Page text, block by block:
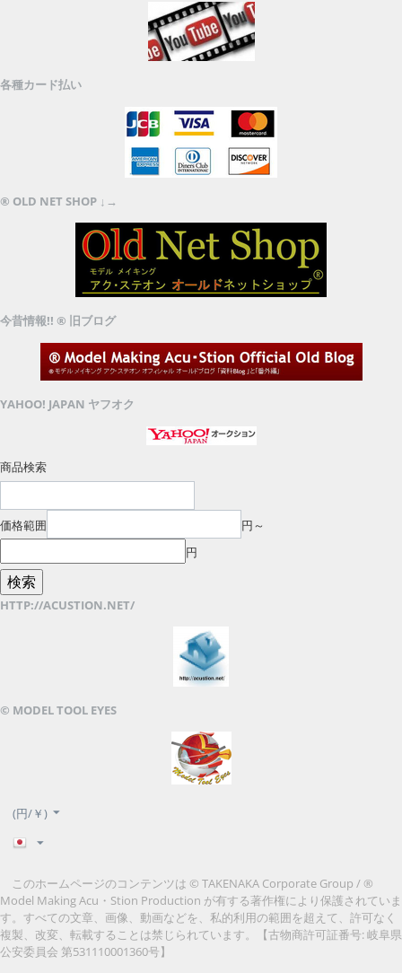
各種カード払い
® OLD NET SHOP ↓→
今昔情報!! ® 旧ブログ
YAHOO! JAPAN ヤフオク
商品検索
価格範囲
円～
円
HTTP://ACUSTION.NET/
© MODEL TOOL EYES
(円/￥)
このホームページのコンテンツは © TAKENAKA Corporate Group / ®
Model Making Acu・Stion Production が有する著作権により保護されていま
す。すべての文章、画像、動画などを、私的利用の範囲を超えて、許可なく
複製、改変、転載することは禁じられています。
【古物商許可証番号: 岐阜県
公安委員会 第531110001360号】